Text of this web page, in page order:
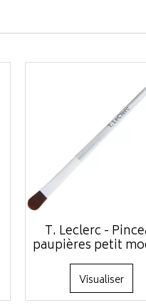
T. Leclerc -
paupières petit
Visualiser